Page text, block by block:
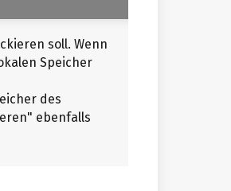
soll. Wenn
Speicher
des
ebenfalls